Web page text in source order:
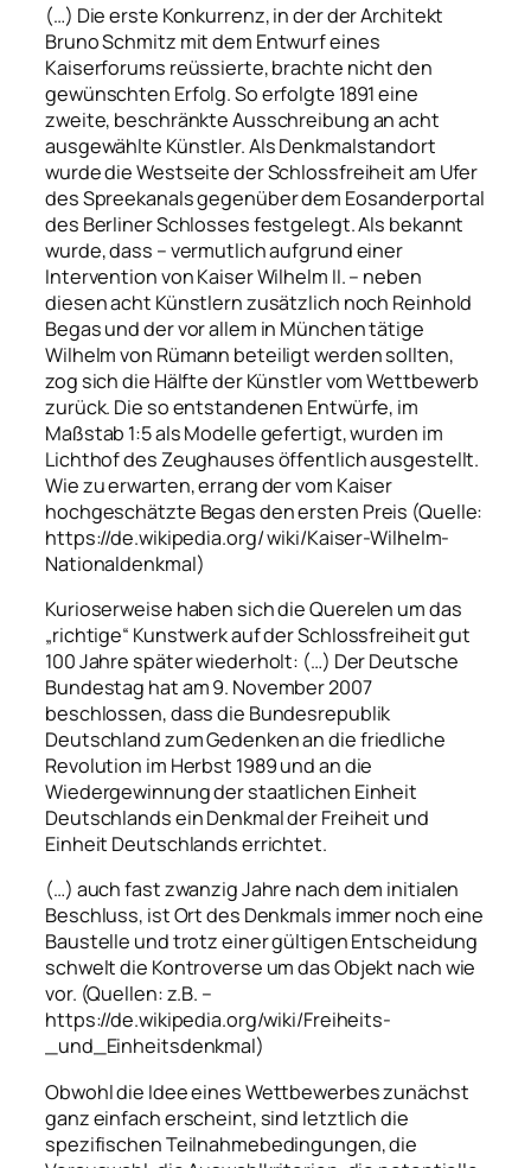
(…) Die erste Konkurrenz, in der der Architekt
Bruno Schmitz mit dem Entwurf eines
Kaiserforums reüssierte, brachte nicht den
gewünschten Erfolg. So erfolgte 1891 eine
zweite, beschränkte Ausschreibung an acht
ausgewählte Künstler. Als Denkmalstandort
wurde die Westseite der Schlossfreiheit am Ufer
des Spreekanals gegenüber dem Eosanderportal
des Berliner Schlosses festgelegt. Als bekannt
wurde, dass – vermutlich aufgrund einer
Intervention von Kaiser Wilhelm II. – neben
diesen acht Künstlern zusätzlich noch Reinhold
Begas und der vor allem in München tätige
Wilhelm von Rümann beteiligt werden sollten,
zog sich die Hälfte der Künstler vom Wettbewerb
zurück. Die so entstandenen Entwürfe, im
Maßstab 1:5 als Modelle gefertigt, wurden im
Lichthof des Zeughauses öffentlich ausgestellt.
Wie zu erwarten, errang der vom Kaiser
hochgeschätzte Begas den ersten Preis (Quelle:
https://de.wikipedia.org/ wiki/Kaiser-Wilhelm-
Nationaldenkmal)
Kurioserweise haben sich die Querelen um das
„richtige“ Kunstwerk auf der Schlossfreiheit gut
100 Jahre später wiederholt: (…) Der Deutsche
Bundestag hat am 9. November 2007
beschlossen, dass die Bundesrepublik
Deutschland zum Gedenken an die friedliche
Revolution im Herbst 1989 und an die
Wiedergewinnung der staatlichen Einheit
Deutschlands ein Denkmal der Freiheit und
Einheit Deutschlands errichtet.
(…) auch fast zwanzig Jahre nach dem initialen
Beschluss, ist Ort des Denkmals immer noch eine
Baustelle und trotz einer gültigen Entscheidung
schwelt die Kontroverse um das Objekt nach wie
vor. (Quellen: z.B. –
https://de.wikipedia.org/wiki/Freiheits-
_und_Einheitsdenkmal)
Obwohl die Idee eines Wettbewerbes zunächst
ganz einfach erscheint, sind letztlich die
spezifischen Teilnahmebedingungen, die